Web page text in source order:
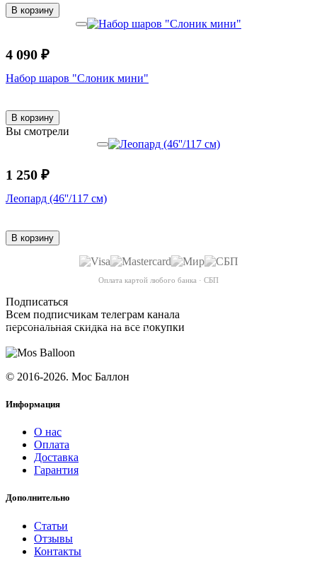
В корзину
4 090 ₽
Набор шаров "Слоник мини"
В корзину
Вы смотрели
1 250 ₽
Леопард (46''/117 см)
В корзину
Оплата картой любого банка · СБП
Подписаться
Всем подписчикам телеграм канала
персональная скидка на все покупки
© 2016-2026. Мос Баллон
Информация
О нас
Оплата
Доставка
Гарантия
Дополнительно
Статьи
Отзывы
Контакты